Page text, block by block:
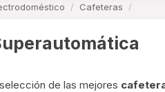
Cafeteras
de las mejores